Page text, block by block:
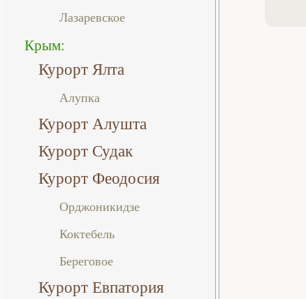
Лазаревское
Крым:
Курорт Ялта
Алупка
Курорт Алушта
Курорт Судак
Курорт Феодосия
Орджоникидзе
Коктебель
Береговое
Курорт Евпатория